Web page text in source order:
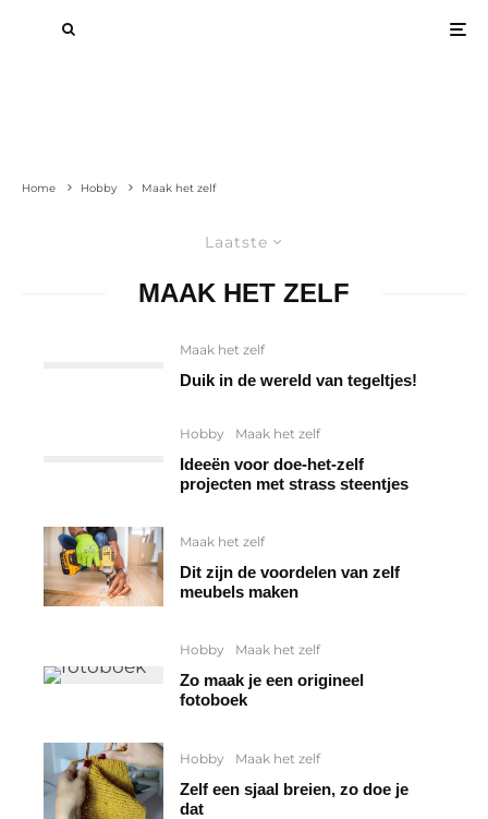
Home Hobby Maak het zelf
Laatste
MAAK HET ZELF
Maak het zelf
Duik in de wereld van tegeltjes!
Hobby Maak het zelf
Ideeën voor doe-het-zelf
projecten met strass steentjes
Maak het zelf
Dit zijn de voordelen van zelf
meubels maken
Hobby Maak het zelf
Zo maak je een origineel
fotoboek
Hobby Maak het zelf
Zelf een sjaal breien, zo doe je
dat